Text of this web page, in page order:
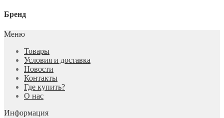
Бренд
Меню
Товары
Условия и доставка
Новости
Контакты
Где купить?
О нас
Информация